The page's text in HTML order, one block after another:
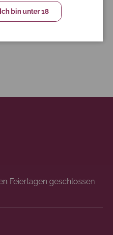
Nährwerte
Ich bin unter 18
Feiertagen geschlossen